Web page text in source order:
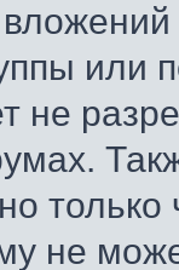
или
не
не